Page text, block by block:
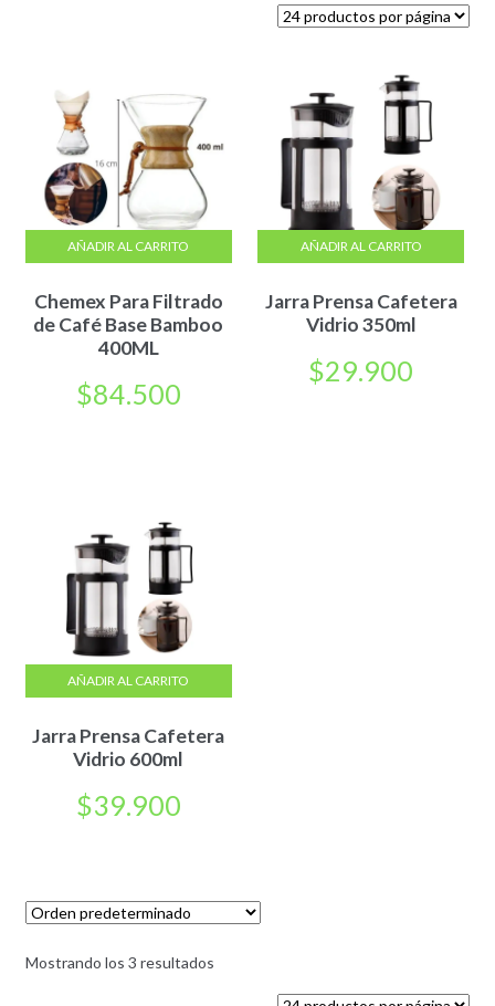
Chemex Para Filtrado
de Café Base Bamboo
400ML
$84.500
AÑADIR AL CARRITO
Jarra Prensa Cafetera
Vidrio 350ml
$29.900
AÑADIR AL CARRITO
Jarra Prensa Cafetera
Vidrio 600ml
$39.900
AÑADIR AL CARRITO
Mostrando los 3 resultados